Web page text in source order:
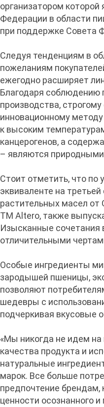
организатором
Федерации в области
при поддержке Совета
Следуя тенденциям в
пожеланиям
ежегодно расширяет
Благодаря соблюдению
производства,
инновационному
к высоким
канцерогенов, а
– являются
Стоит отметить, что
эквиваленте на третьей
растительных масел от
ТМ Altero, также
Изысканные сочетания
отличительными
Особые ингредиенты
зародышей пшеницы,
позволяют
шедевры с
подчеркивая вкусовые
«Мы никогда не идем
качества продукта и
натуральные
марок. Все больше
предпочтение брендам,
ценности осознанного